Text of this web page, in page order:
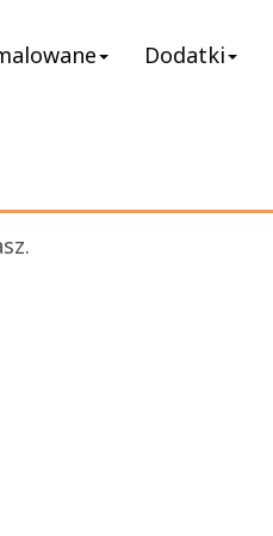
Dodatki